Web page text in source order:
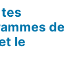
de
le